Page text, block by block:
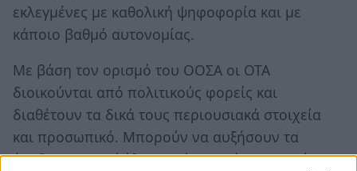
εκλεγμένες με καθολική ψηφοφορία και με
κάποιο βαθμό αυτονομίας.
Με βάση τον ορισμό του ΟΟΣΑ οι ΟΤΑ
διοικούνται από πολιτικούς φορείς και
διαθέτουν τα δικά τους περιουσιακά στοιχεία
και προσωπικό. Μπορούν να αυξήσουν τα
έσοδα τους από ίδιους πόρους, όπως οι φόροι,